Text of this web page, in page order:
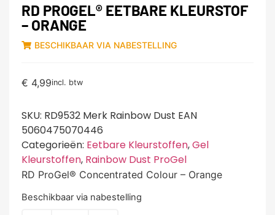
RD PROGEL® EETBARE KLEURSTOF
– ORANGE
BESCHIKBAAR VIA NABESTELLING
€ 4,99incl. btw
SKU: RD9532 Merk Rainbow Dust EAN
5060475070446
Categorieën: Eetbare Kleurstoffen,Gel
Kleurstoffen, Rainbow Dust ProGel
RD ProGel® Concentrated Colour – Orange
Beschikbaar via nabestelling